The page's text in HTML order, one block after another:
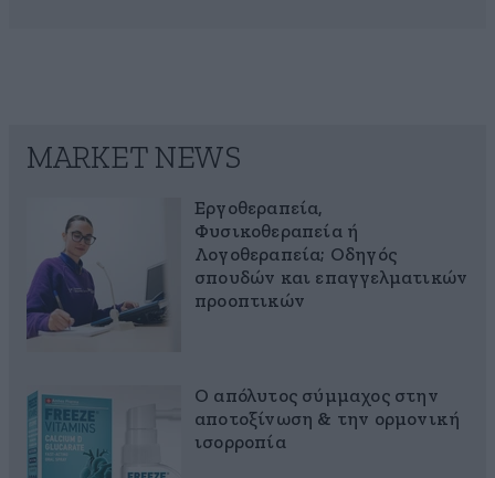
MARKET NEWS
Εργοθεραπεία,
Φυσικοθεραπεία ή
Λογοθεραπεία; Οδηγός
σπουδών και επαγγελματικών
προοπτικών
Ο απόλυτος σύμμαχος στην
αποτοξίνωση & την ορμονική
ισορροπία